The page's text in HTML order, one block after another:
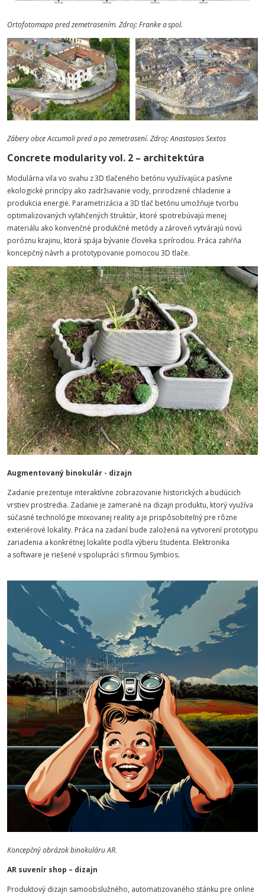
Ortofotomapa pred zemetrasením. Zdroj: Franke a spol.
ZáberyobceAccumolipred a po zemetrasení. Zdroj:AnastasiosSextos
Concrete modularity vol. 2 – architektúra
Modulárna vila vo svahu z 3D tlačeného betónu využívajúca pasívne
ekologické princípy ako zadržiavanie vody, prirodzené chladenie a
produkcia energie. Parametrizácia a 3D tlač betónu umožňuje tvorbu
optimalizovaných vyľahčených štruktúr, ktoré spotrebúvajú menej
materiálu ako konvenčné produkčné metódy a zároveň vytvárajú novú
poróznu krajinu, ktorá spája bývanie človeka s prírodou. Práca zahŕňa
koncepčný návrh a prototypovanie pomocou 3D tlače.
Augmentovaný binokulár - dizajn
Zadanie prezentuje interaktívne zobrazovanie historických a budúcich
vrstiev prostredia. Zadanie je zamerané na dizajn produktu, ktorý využíva
súčasné technológie mixovanej reality a je prispôsobiteľný pre rôzne
exteriérové lokality. Práca na zadaní bude založená na vytvorení prototypu
zariadenia a konkrétnej lokalite podľa výberu študenta. Elektronika
a software je riešené v spolupráci s firmou Symbios.
Koncepčný obrázok binokuláru AR.
AR suvenír shop – dizajn
Produktový dizajn samoobslužného, automatizovaného stánku pre online